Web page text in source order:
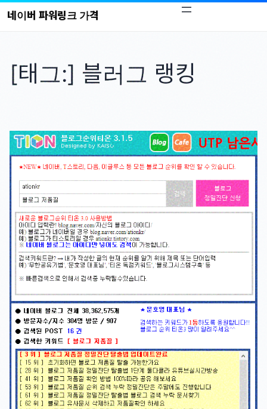
콘
네이버 파워링크 가격
[태그:] 블러그 랭킹